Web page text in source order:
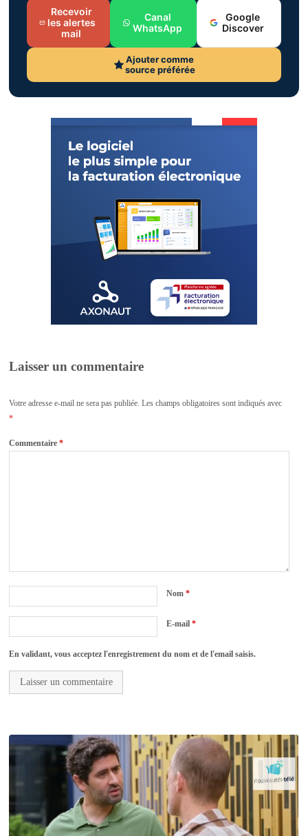
Recevoir
les alertes
mail
Canal
WhatsApp
Google
Discover
Ajouter comme
source préférée
Laisser un commentaire
Votre adresse e-mail ne sera pas publiée. Les champs obligatoires sont indiqués avec
*
Commentaire*
Nom*
E-mail*
En validant, vous acceptez l'enregistrement du nom et de l'email saisis.